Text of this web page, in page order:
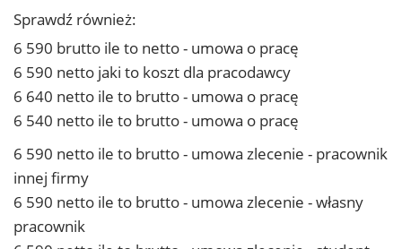
Sprawdź również:
6 590 brutto ile to netto - umowa o pracę
6 590 netto jaki to koszt dla pracodawcy
6 640 netto ile to brutto - umowa o pracę
6 540 netto ile to brutto - umowa o pracę
6 590 netto ile to brutto - umowa zlecenie - pracownik
innej firmy
6 590 netto ile to brutto - umowa zlecenie - własny
pracownik